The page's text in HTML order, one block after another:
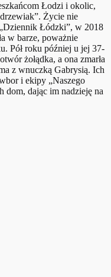
Łodzi i okolic,
Życie nie
Łódzki”, w 2018
w barze, poważnie
Pół roku później u jej 37-
żołądka, a ona zmarła
z wnuczką Gabrysią. Ich
i ekipy „Naszego
dom, dając im nadzieję na